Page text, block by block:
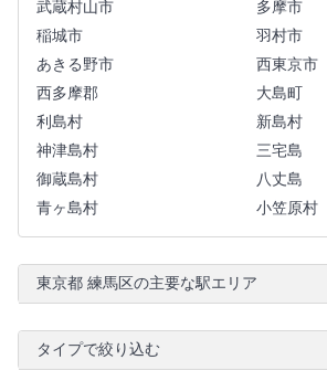
武蔵村山市
多摩市
稲城市
羽村市
あきる野市
西東京市
西多摩郡
大島町
利島村
新島村
神津島村
三宅島
御蔵島村
八丈島
青ヶ島村
小笠原村
東京都 練馬区の主要な駅エリア
タイプで絞り込む